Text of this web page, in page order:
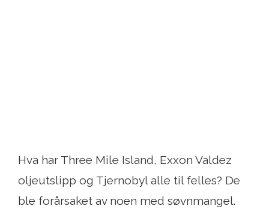
Hva har Three Mile Island, Exxon Valdez
oljeutslipp og Tjernobyl alle til felles? De
ble forårsaket av noen med søvnmangel.